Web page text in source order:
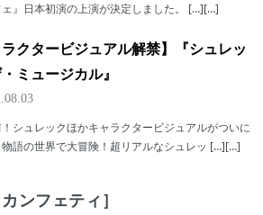
ェ』日本初演の上演が決定しました。 […][…]
ラクタービジュアル解禁】『シュレッ
ミュージカル』
シュレックほかキャラクタービジュアルがついに
語の世界で大冒険！超リアルなシュレッ […][…]
ンフェティ］